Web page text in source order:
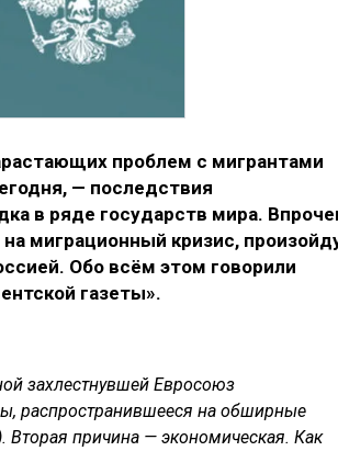
проблем с мигрантами
— последствия
в ряде государств мира.
миграционный кризис,
Обо всём этом говорили
газеты».
захлестнувшей Евросоюз
распространившееся на обширные
причина — экономическая. Как